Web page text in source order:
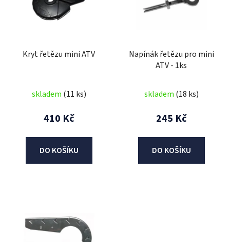
Kryt řetězu mini ATV
skladem (11 ks)
410 Kč
DO KOŠÍKU
Napínák řetězu pro mini
ATV - 1ks
skladem (18 ks)
245 Kč
DO KOŠÍKU